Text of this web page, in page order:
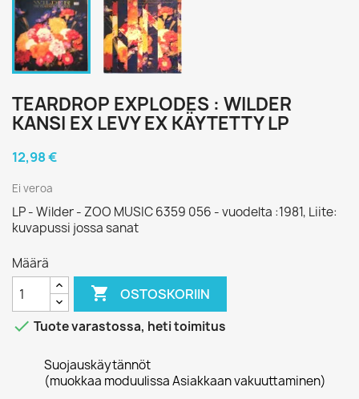
TEARDROP EXPLODES : WILDER
KANSI EX LEVY EX KÄYTETTY LP
12,98 €
Ei veroa
LP - Wilder - ZOO MUSIC 6359 056 - vuodelta :1981, Liite:
kuvapussi jossa sanat
Määrä
 OSTOSKORIIN
 Tuote varastossa, heti toimitus
Suojauskäytännöt
(muokkaa moduulissa Asiakkaan vakuuttaminen)